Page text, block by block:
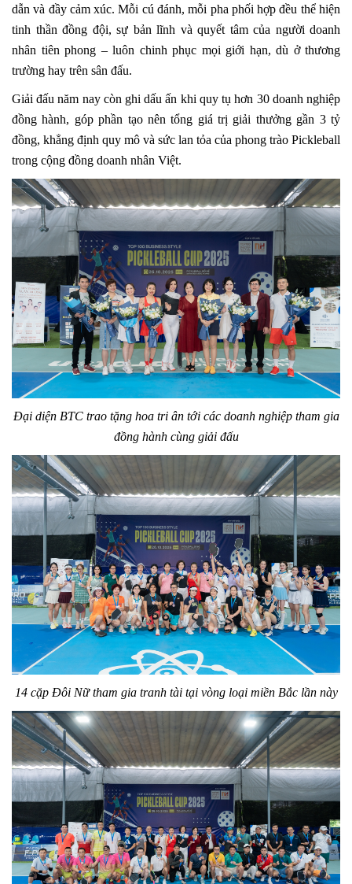
dẫn và đầy cảm xúc. Mỗi cú đánh, mỗi pha phối hợp đều thể hiện
tinh thần đồng đội, sự bản lĩnh và quyết tâm của người doanh
nhân tiên phong – luôn chinh phục mọi giới hạn, dù ở thương
trường hay trên sân đấu.
Giải đấu năm nay còn ghi dấu ấn khi quy tụ hơn 30 doanh nghiệp
đồng hành, góp phần tạo nên tổng giá trị giải thưởng gần 3 tỷ
đồng, khẳng định quy mô và sức lan tỏa của phong trào Pickleball
trong cộng đồng doanh nhân Việt.
Đại diện BTC trao tặng hoa tri ân tới các doanh nghiệp tham gia
đồng hành cùng giải đấu
14 cặp Đôi Nữ tham gia tranh tài tại vòng loại miền Bắc lần này